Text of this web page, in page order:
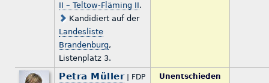
II – Teltow-Fläming II.
Kandidiert auf der
Landesliste
Brandenburg,
Listenplatz 3.
Petra Müller| FDP Unentschieden